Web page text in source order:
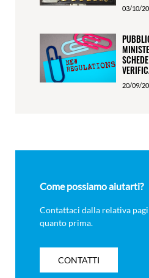
03/10/
20/09/
Come possiamo aiutarti?
Contattaci dalla relativa
quanto prima.
CONTATTI